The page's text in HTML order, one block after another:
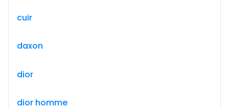
cuir
daxon
dior
dior homme